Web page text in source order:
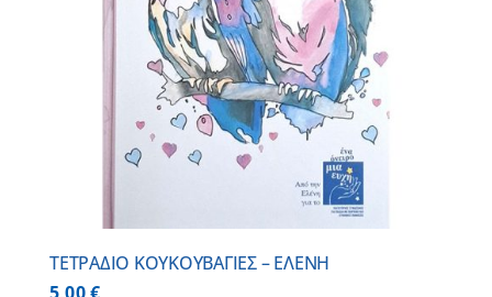
ΤΕΤΡΑΔΙΟ ΚΟΥΚΟΥΒΑΓΙΕΣ – ΕΛΕΝΗ